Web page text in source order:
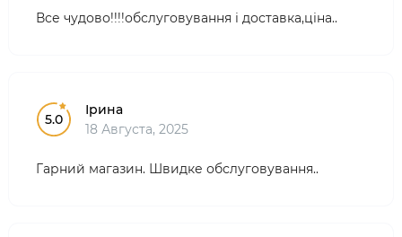
Все чудово!!!!обслуговування і доставка,ціна..
5.0
Ірина
18 Августа, 2025
Гарний магазин. Швидке обслуговування..